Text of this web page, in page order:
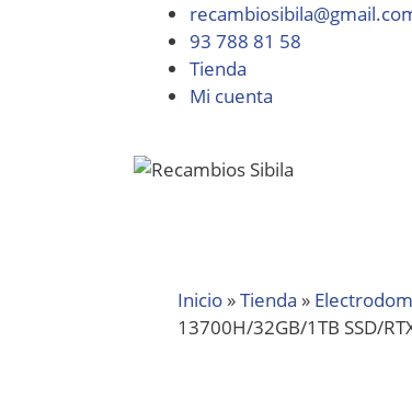
93 788 81 58
Tienda
Mi cuenta
Inicio »Tienda »
13700H/32GB/1TB SSD/